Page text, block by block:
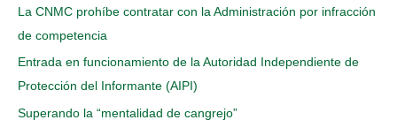
La CNMC prohíbe contratar con la Administración por infracción
de competencia
Entrada en funcionamiento de la Autoridad Independiente de
Protección del Informante (AIPI)
Superando la “mentalidad de cangrejo”